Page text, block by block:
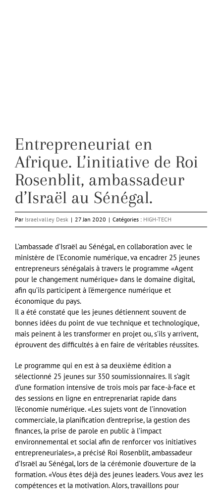
Entrepreneuriat en
Afrique. L’initiative de Roi
Rosenblit, ambassadeur
d’Israël au Sénégal.
Par Israelvalley Desk | 27 Jan 2020 | Catégories : HIGH-TECH
L’ambassade d’Israël au Sénégal, en collaboration avec le
ministère de l’Economie numérique, va encadrer 25 jeunes
entrepreneurs sénégalais à travers le programme «Agent
pour le changement numérique» dans le domaine digital,
afin qu’ils participent à l’émergence numérique et
économique du pays.
Il a été constaté que les jeunes détiennent souvent de
bonnes idées du point de vue technique et technologique,
mais peinent à les transformer en projet ou, s’ils y arrivent,
éprouvent des difficultés à en faire de véritables réussites.
Le programme qui en est à sa deuxième édition a
sélectionné 25 jeunes sur 350 soumissionnaires. Il s’agit
d’une formation intensive de trois mois par face-à-face et
des sessions en ligne en entreprenariat rapide dans
l’économie numérique. «Les sujets vont de l’innovation
commerciale, la planification d’entreprise, la gestion des
finances, la prise de parole en public à l’impact
environnemental et social afin de renforcer vos initiatives
entrepreneuriales», a précisé Roi Rosenblit, ambassadeur
d’Israël au Sénégal, lors de la cérémonie d’ouverture de la
formation. «Vous êtes déjà des jeunes leaders. Vous avez les
compétences et la motivation. Alors, travaillons pour